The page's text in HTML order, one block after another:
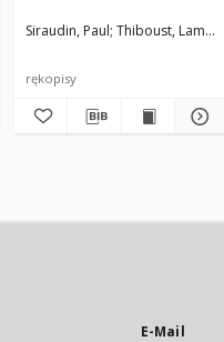
(tł.) Korsak, Julian (tł.)
[Alfred-Charlemagne Lartigue]
Siraudin, Paul Thiboust, Lambert
rękopisy
E-Mail